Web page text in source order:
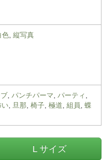
色 縦写真
パンチパーマ パーティ
旦那 椅子 極道 組員
蝶
L サイズ